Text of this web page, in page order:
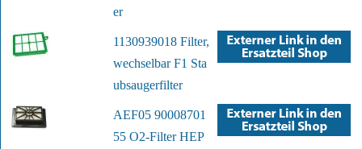
er
1130939018 Filter,
wechselbar F1 Sta
ubsaugerfilter
AEF05 90008701
55 O2-Filter HEP